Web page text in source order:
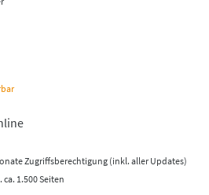
Zugriffsberechtigung (inkl. aller Updates)
1.500 Seiten